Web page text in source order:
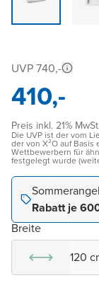
UVP 740,-
410,-
Preis inkl. 21%
Die UVP ist der vom
der von X²O auf
Wettbewerbern für
festgelegt wurde
Rabatt je
Breite
120